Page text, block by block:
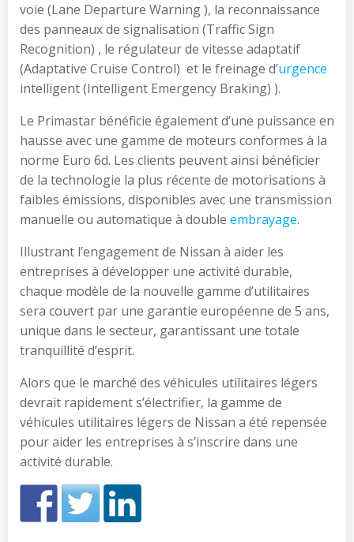
voie (Lane Departure Warning ), la reconnaissance
des panneaux de signalisation (Traffic Sign
Recognition) , le régulateur de vitesse adaptatif
(Adaptative Cruise Control) et le freinage d’urgence
intelligent (Intelligent Emergency Braking) ).
Le Primastar bénéficie également d’une puissance en
hausse avec une gamme de moteurs conformes à la
norme Euro 6d. Les clients peuvent ainsi bénéficier
de la technologie la plus récente de motorisations à
faibles émissions, disponibles avec une transmission
manuelle ou automatique à double embrayage.
Illustrant l’engagement de Nissan à aider les
entreprises à développer une activité durable,
chaque modèle de la nouvelle gamme d’utilitaires
sera couvert par une garantie européenne de 5 ans,
unique dans le secteur, garantissant une totale
tranquillité d’esprit.
Alors que le marché des véhicules utilitaires légers
devrait rapidement s’électrifier, la gamme de
véhicules utilitaires légers de Nissan a été repensée
pour aider les entreprises à s’inscrire dans une
activité durable.